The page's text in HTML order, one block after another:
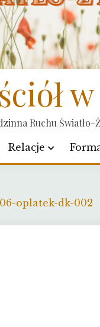
Ruchu Światło-
Relacje
oplatek-dk-002